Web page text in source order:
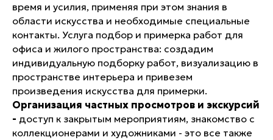
время и усилия, применяя при этом знания в
области искусства и необходимые специальные
контакты. Услуга подбор и примерка работ для
офиса и жилого пространства: создадим
индивидуальную подборку работ, визуализацию в
пространстве интерьера и привезем
произведения искусства для примерки.
Организация частных просмотров и экскурсий
- доступ к закрытым мероприятиям, знакомство с
коллекционерами и художниками - это все также